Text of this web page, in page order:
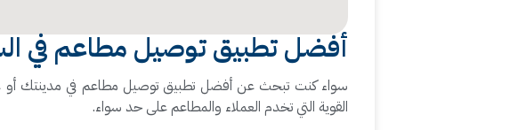
أفضل تطبيق توصيل مطاعم في
سواء كنت تبحث عن أفضل تطبيق توصيل مطاعم في مدينتك أو
القوية التي تخدم العملاء والمطاعم على حد سواء.